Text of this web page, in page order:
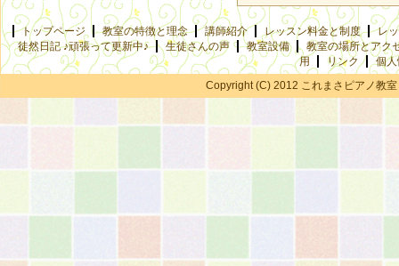
トップページ 教室の特徴と理念 講師紹介 レッスン料金と制度
レ
徒然日記 ♪頑張って更新中♪
生徒さんの声 教室設備
教室の場所とアク
用
リンク
個
Copyright (C) 2012 これまさピアノ教